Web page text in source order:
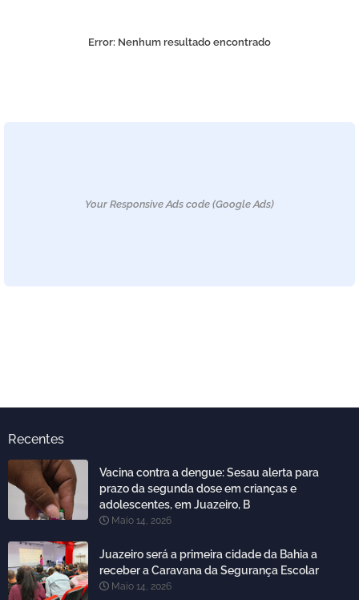
Error: Nenhum resultado encontrado
Your Responsive Ads code (Google Ads)
Recentes
Vacina contra a dengue: Sesau alerta para
prazo da segunda dose em crianças e
adolescentes, em Juazeiro, B
Maio 14, 2026
Juazeiro será a primeira cidade da Bahia a
receber a Caravana da Segurança Escolar
Maio 14, 2026